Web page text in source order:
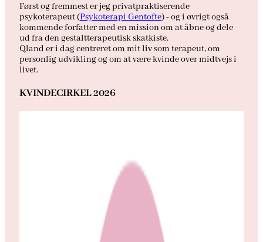
Først og fremmest er jeg privatpraktiserende
psykoterapeut (Psykoterapi Gentofte) - og i øvrigt også
kommende forfatter med en mission om at åbne og dele
ud fra den gestaltterapeutisk skatkiste.
Qland er i dag centreret om mit liv som terapeut, om
personlig udvikling og om at være kvinde over midtvejs i
livet.
KVINDECIRKEL 2026